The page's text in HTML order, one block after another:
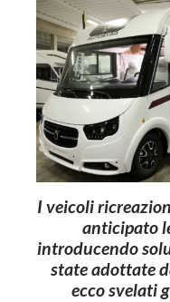
I veicoli
anticipato
introducendo
state adottate
ecco svelati